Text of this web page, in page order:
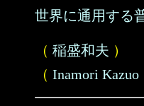
世界に通用する
（ 稲盛和夫 ）
（ Inamori Kazuo